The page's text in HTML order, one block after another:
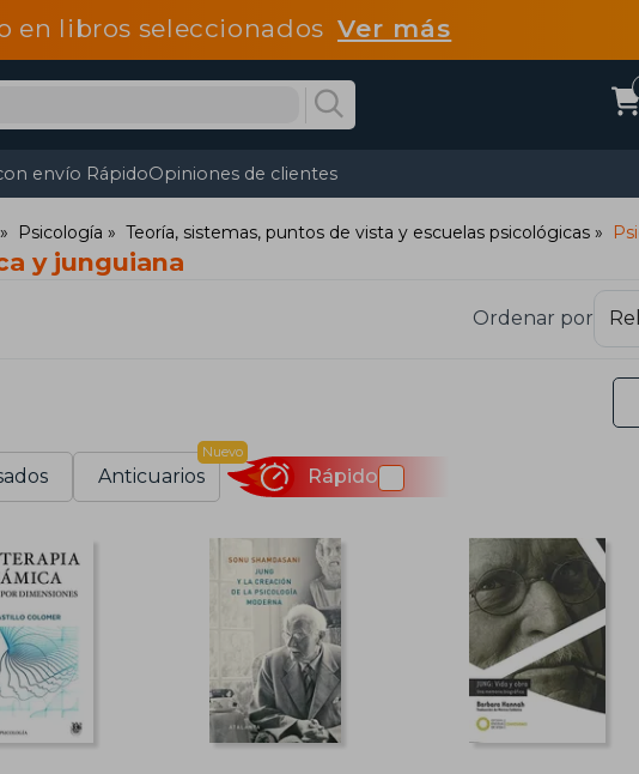
en libros seleccionadosVer más
envío RápidoOpiniones de clientes
Psicología Teoría, sistemas, puntos de vista y escuelas psicológicas
y junguiana
Ordenar por
Anticuarios
Nuevo
Rápido